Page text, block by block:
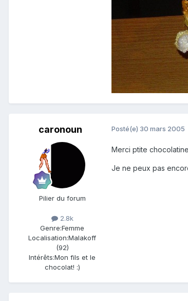
caronoun
Pilier du forum
2.8k
Genre:Femme
Localisation:Malakoff
(92)
Intérêts:Mon fils et le
chocolat! :)
Posté(e) 30 mars 2005
Merci ptite
Je ne peux pas